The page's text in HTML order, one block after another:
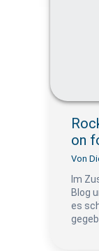
on
Von
Im
Blog
es